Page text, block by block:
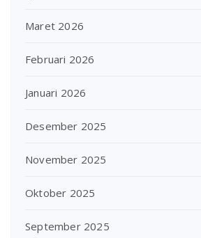
Maret 2026
Februari 2026
Januari 2026
Desember 2025
November 2025
Oktober 2025
September 2025